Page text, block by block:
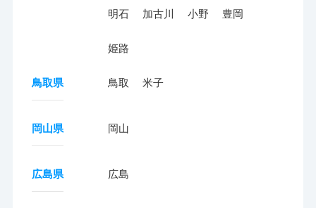
明石 加古川 小野 豊岡
姫路
鳥取県 鳥取 米子
岡山県 岡山
広島県 広島